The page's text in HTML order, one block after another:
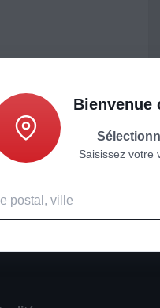
Bienvenue
Saisissez votre